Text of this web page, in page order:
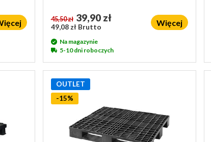
45,50 zł 39,90 zł
49,08 zł Brutto Więcej
Na magazynie
5-10 dni roboczych
OUTLET
-15%